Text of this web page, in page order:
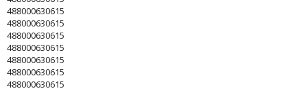
488000630615
488000630615
488000630615
488000630615
488000630615
488000630615
488000630615